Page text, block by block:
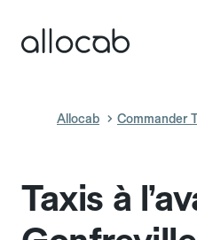
Allocab Commander
Taxis à